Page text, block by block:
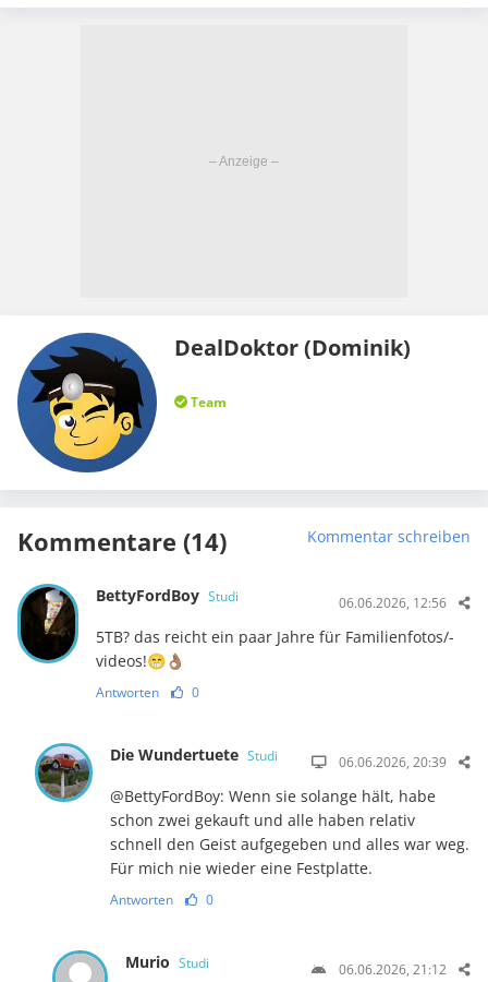
DealDoktor (Dominik)
Team
Kommentare (14) Kommentar schreiben
BettyFordBoy Studi 06.06.2026, 12:56
5TB? das reicht ein paar Jahre für Familienfotos/-
videos!😁👌🏽
Antworten 0
Die Wundertuete Studi 06.06.2026, 20:39
@BettyFordBoy: Wenn sie solange hält, habe
schon zwei gekauft und alle haben relativ
schnell den Geist aufgegeben und alles war weg.
Für mich nie wieder eine Festplatte.
Antworten 0
Murio Studi 06.06.2026, 21:12